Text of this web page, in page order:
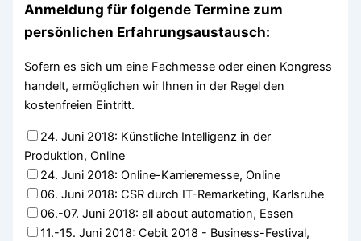
Anmeldung für folgende Termine zum
persönlichen Erfahrungsaustausch:
Sofern es sich um eine Fachmesse oder einen Kongress
handelt, ermöglichen wir Ihnen in der Regel den
kostenfreien Eintritt.
24. Juni 2018: Künstliche Intelligenz in der
Produktion, Online
24. Juni 2018: Online-Karrieremesse, Online
06. Juni 2018: CSR durch IT-Remarketing, Karlsruhe
06.-07. Juni 2018: all about automation, Essen
11.-15. Juni 2018: Cebit 2018 - Business-Festival,